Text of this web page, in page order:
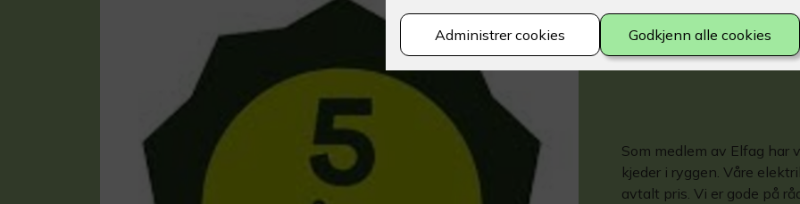
Som medlem av Elfag har
kjeder i ryggen. Våre
avtalt pris. Vi er gode på